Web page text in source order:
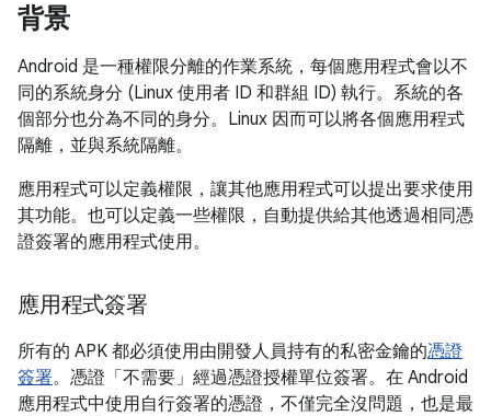
背景
Android 是一種權限分離的作業系統，每個應用程式會以不
同的系統身分 (Linux 使用者 ID 和群組 ID) 執行。系統的各
個部分也分為不同的身分。Linux 因而可以將各個應用程式
隔離，並與系統隔離。
應用程式可以定義權限，讓其他應用程式可以提出要求使用
其功能。也可以定義一些權限，自動提供給其他透過相同憑
證簽署的應用程式使用。
應用程式簽署
所有的 APK 都必須使用由開發人員持有的私密金鑰的憑證
簽署。憑證「不需要」經過憑證授權單位簽署。在 Android
應用程式中使用自行簽署的憑證，不僅完全沒問題，也是最